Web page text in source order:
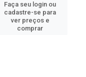
Faça seu login ou
cadastre-se para
ver preços e
comprar